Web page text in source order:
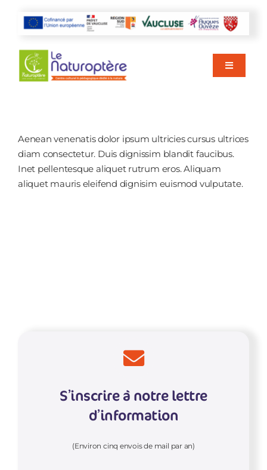
Toggle
AGENDA
VISITER
Aenean venenatis dolor ipsum ultricies cursus ultrices
diam consectetur. Duis dignissim blandit faucibus.
Inet pellentesque aliquet rutrum eros. Aliquam
aliquet mauris eleifend dignisim euismod vulputate.
S’inscrire à notre lettre
d’information
(Environ cinq envois de mail par an)